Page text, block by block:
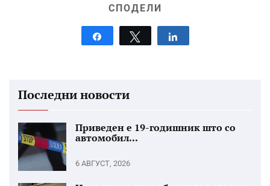
СПОДЕЛИ
Tweet
Последни новости
Приведен е 19-годишник што со
автомобил...
6 АВГУСТ, 2026